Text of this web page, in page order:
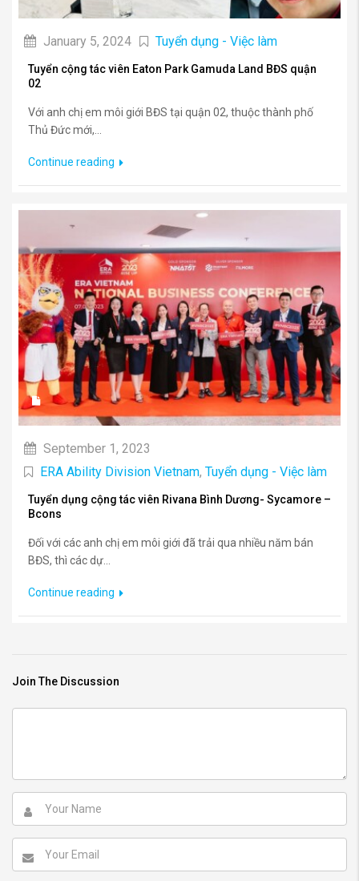
January 5, 2024 Tuyển dụng - Việc làm
Tuyển cộng tác viên Eaton Park Gamuda Land BĐS quận
02
Với anh chị em môi giới BĐS tại quận 02, thuộc thành phố
Thủ Đức mới,...
Continue reading
September 1, 2023
ERA Ability Division Vietnam, Tuyển dụng - Việc làm
Tuyển dụng cộng tác viên Rivana Bình Dương- Sycamore –
Bcons
Đối với các anh chị em môi giới đã trải qua nhiều năm bán
BĐS, thì các dự...
Continue reading
Join The Discussion